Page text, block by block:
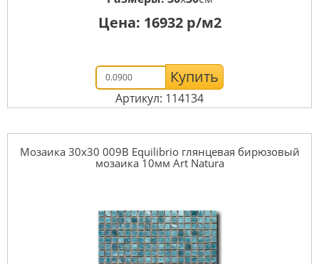
Цена: 16932р/м2
Купить
Артикул: 114134
Мозаика 30x30 009B Equilibrio глянцевая бирюзовый
мозаика 10мм Art Natura